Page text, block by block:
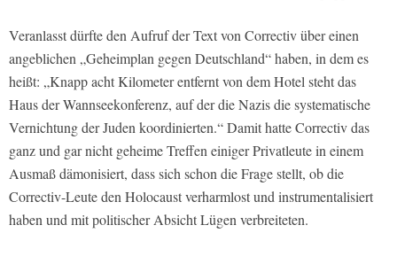
Veranlasst dürfte den Aufruf der Text von Correctiv über einen
angeblichen „Geheimplan gegen Deutschland“ haben, in dem es
heißt: „Knapp acht Kilometer entfernt von dem Hotel steht das
Haus der Wannseekonferenz, auf der die Nazis die systematische
Vernichtung der Juden koordinierten.“ Damit hatte Correctiv das
ganz und gar nicht geheime Treffen einiger Privatleute in einem
Ausmaß dämonisiert, dass sich schon die Frage stellt, ob die
Correctiv-Leute den Holocaust verharmlost und instrumentalisiert
haben und mit politischer Absicht Lügen verbreiteten.